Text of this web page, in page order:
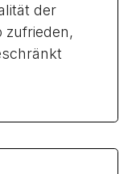
der
zufrieden,